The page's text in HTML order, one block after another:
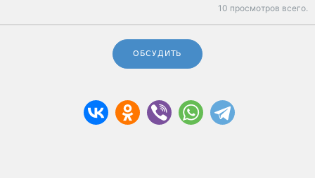
10 просмотров всего.
ОБСУДИТЬ